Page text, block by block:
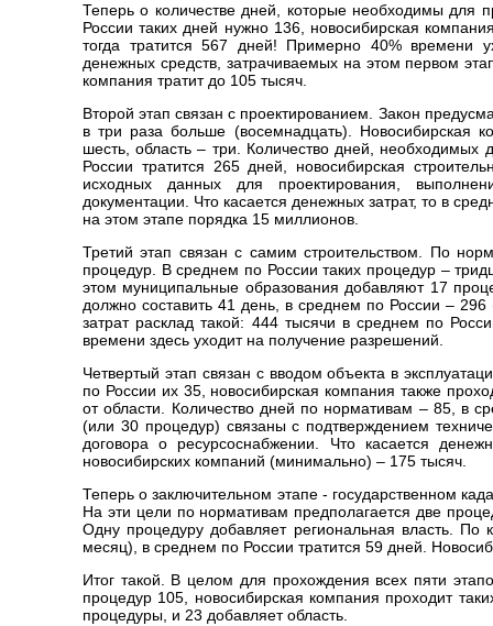
Теперь о количестве дней, которые необходимы для
России таких дней нужно 136, новосибирская
тогда тратится 567 дней! Примерно 40% времени
денежных средств, затрачиваемых на этом первом
компания тратит до 105 тысяч.
Второй этап связан с проектированием. Закон
в три раза больше (восемнадцать). Новосибирская
шесть, область – три. Количество дней,
России тратится 265 дней, новосибирская
исходных данных для проектирования,
документации. Что касается денежных затрат, то в
на этом этапе порядка 15 миллионов.
Третий этап связан с самим строительством. По
процедур. В среднем по России таких процедур –
этом муниципальные образования добавляют 17
должно составить 41 день, в среднем по России –
затрат расклад такой: 444 тысячи в среднем по
времени здесь уходит на получение разрешений.
Четвертый этап связан с вводом объекта в
по России их 35, новосибирская компания также
от области. Количество дней по нормативам – 85, в
(или 30 процедур) связаны с подтверждением
договора о ресурсоснабжении. Что касается
новосибирских компаний (минимально) – 175 тысяч.
Теперь о заключительном этапе - государственном
На эти цели по нормативам предполагается две
Одну процедуру добавляет региональная власть. По
месяц), в среднем по России тратится 59 дней.
Итог такой. В целом для прохождения всех пяти
процедур 105, новосибирская компания проходит
процедуры, и 23 добавляет область.